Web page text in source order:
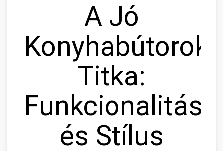
A Jó
Konyhabútorok
Titka:
Funkcionalitás
és Stílus